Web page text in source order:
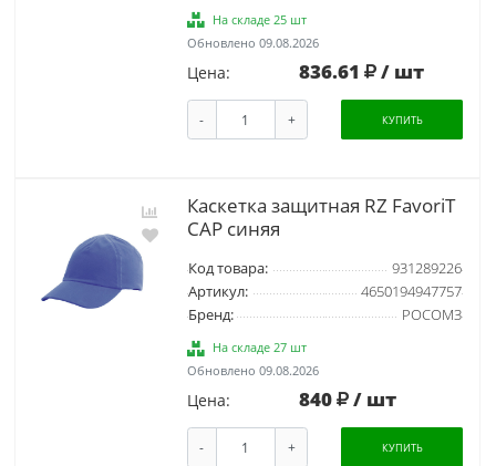
На складе 25 шт
Обновлено 09.08.2026
Цена: 836.61 / шт
- + КУПИТЬ
Каскетка защитная RZ FavoriT
CAP синяя
Код товара:
931289226
Артикул:
4650194947757
Бренд:
РОСОМЗ
На складе 27 шт
Обновлено 09.08.2026
Цена: 840 / шт
- + КУПИТЬ